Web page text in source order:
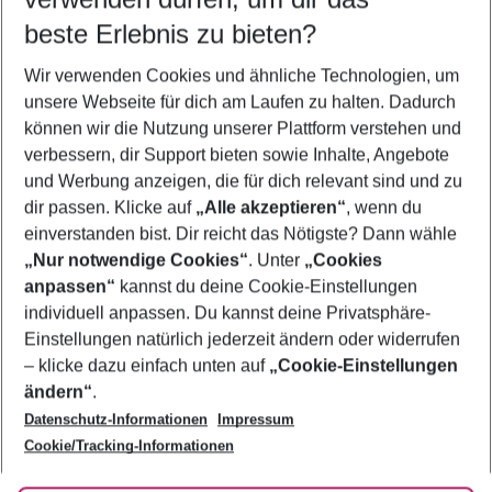
5-8 Nächte
2 Erwachsene Keine Kinder
Mehr Filter anzeigen
Footer
Footer navigation
Über uns
AGB
Bestpreisgarantie
Cookie-Einstellungen ändern
Cookie-Richtlinie
Agenturbetreuung
Barrierefreies Reisen
Folge uns
beste Erlebnis zu bieten?
Wir verwenden Cookies und ähnliche Technologien, um
unsere Webseite für dich am Laufen zu halten. Dadurch
können wir die Nutzung unserer Plattform verstehen und
verbessern, dir Support bieten sowie Inhalte, Angebote
und Werbung anzeigen, die für dich relevant sind und zu
dir passen. Klicke auf „Alle akzeptieren“, wenn du
einverstanden bist. Dir reicht das Nötigste? Dann wähle
„Nur notwendige Cookies“. Unter „Cookies
anpassen“ kannst du deine Cookie-Einstellungen
individuell anpassen. Du kannst deine Privatsphäre-
Einstellungen natürlich jederzeit ändern oder widerrufen
– klicke dazu einfach unten auf „Cookie-Einstellungen
ändern“.
Datenschutz-Informationen
Impressum
Cookie/Tracking-Informationen